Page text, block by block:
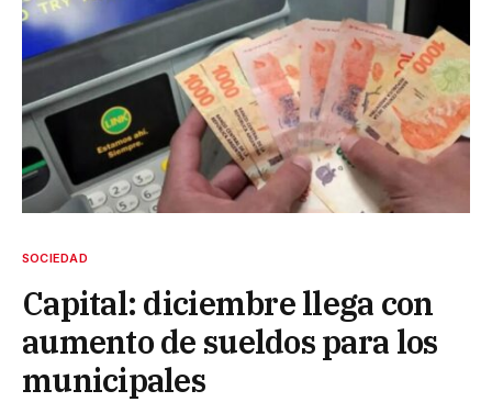
SOCIEDAD
Capital: diciembre llega con
aumento de sueldos para los
municipales